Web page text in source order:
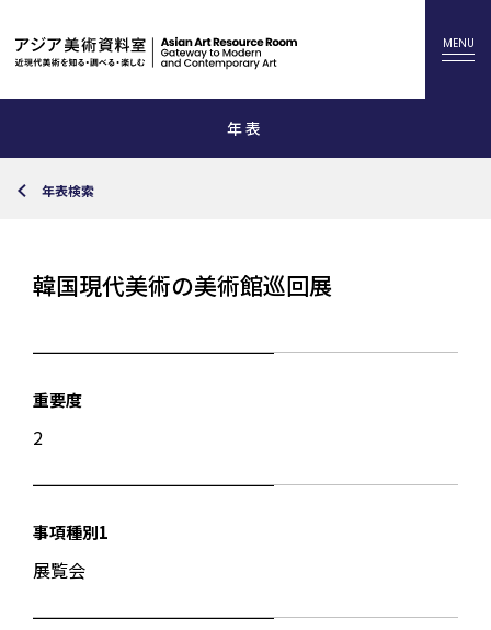
年表
年表検索
韓国現代美術の美術館巡回展
重要度
2
事項種別1
展覧会